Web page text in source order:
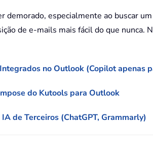
demorado, especialmente ao buscar
de e-mails mais fácil do que
no Outlook (Copilot apenas
do Kutools para Outlook
de Terceiros (ChatGPT, Grammarly)